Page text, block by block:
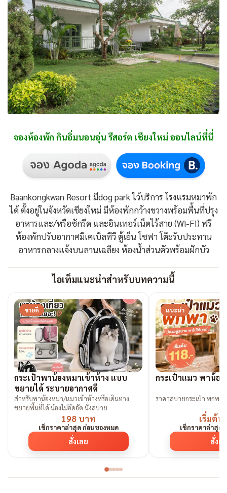
จองห้องพัก กินอิ่มนอนอุ่น รีสอร์ต เชียงใหม่ ออนไลน์ที่นี่
Baankongkwan Resort มีdog park ไว้บริการ โรงแรมหมาพัก
ได้ ตั้งอยู่ในจังหวัดเชียงใหม่ มีห้องพักกว้างขวางพร้อมพื้นที่ปรุง
อาหารและ/หรือซักรีด และอินเทอร์เน็ตไร้สาย (Wi-Fi) ฟรี
ห้องพักปรับอากาศมีเคเบิลทีวี ตู้เย็น โซฟา โต๊ะรับประทาน
อาหารกลางแจ้งบนลานเฉลียง ห้องน้ำส่วนตัวพร้อมฝักบัว
ไอเท็มแนะนำสำหรับบทความนี้
ขายดี
กระเป๋าพาน้องหมาเข้าห้าง แบบ
ขยายได้ ระบายอากาศดี
สำหรับพาน้องหมา/แมวเข้าห้างหรือเดินทาง
ขยายพื้นที่ได้ น้องไม่อึดอัด นั่งสบาย
198 บาท
เช็กราคาล่าสุด ก่อนของหมด
สั่งเลย
แนะนำ
กระเป๋าแมว พาน้อ
ราคาสบายกระเป๋า พกพา
เริ่มต้น
เช็กราคาล่าสุด
สั่งเ